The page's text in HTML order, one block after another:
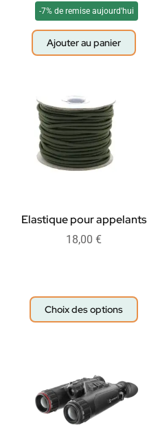
-7% de remise aujourd'hui
Ajouter au panier
Elastique pour appelants
18,00 €
Choix des options